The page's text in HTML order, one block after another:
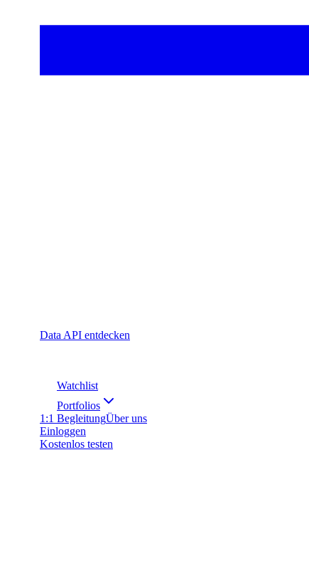
Data API entdecken
Watchlist
Portfolios
1:1 BegleitungÜber uns
Einloggen
Kostenlos testen